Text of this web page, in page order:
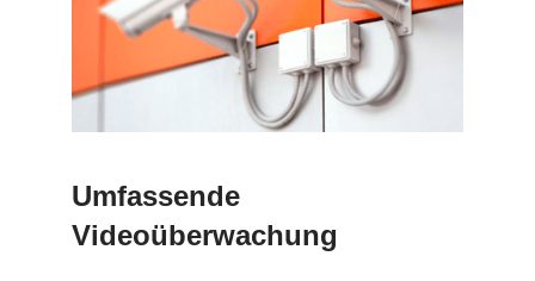
Umfassende
Videoüberwachung